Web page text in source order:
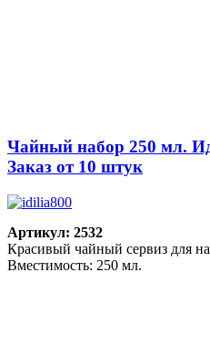
Чайный набор 250 мл.
Заказ от 10 штук
Артикул: 2532
Красивый чайный сервиз для
Вместимость: 250 мл.